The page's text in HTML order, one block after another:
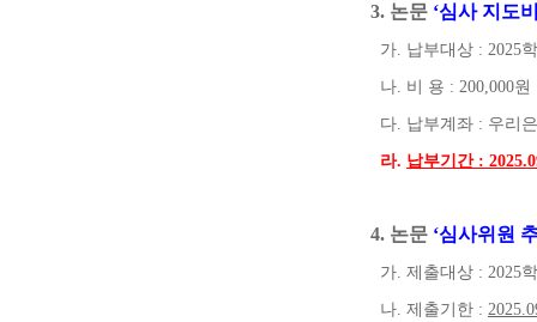
3. 논문 ‘심사 지도
가. 납부대상 : 2025
나. 비 용 : 200,000원
다. 납부계좌 : 우리
라. 납부기간 :
4. 논문 ‘심사위원
가. 제출대상 : 2025
나. 제출기한 :